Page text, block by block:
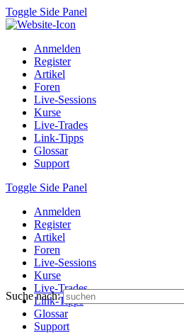
Toggle Side Panel
Anmelden
Register
Artikel
Foren
Live-Sessions
Kurse
Live-Trades
Link-Tipps
Glossar
Support
Toggle Side Panel
Anmelden
Register
Artikel
Foren
Live-Sessions
Kurse
Live-Trades
Link-Tipps
Glossar
Support
Suche nach: